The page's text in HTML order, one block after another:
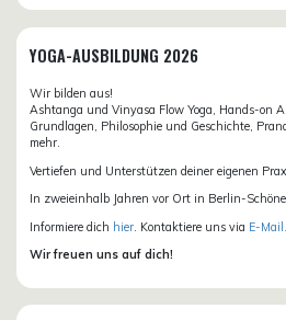
YOGA-AUSBILDUNG 2026
Wir bilden aus!
Ashtanga und Vinyasa Flow Yoga, Hands-on
Grundlagen, Philosophie und Geschichte,
mehr.
Vertiefen und Unterstützen deiner eigenen
In zweieinhalb Jahren vor Ort in Berlin-
Informiere dich hier . Kontaktiere uns via E-Mail.
Wir freuen uns auf dich!